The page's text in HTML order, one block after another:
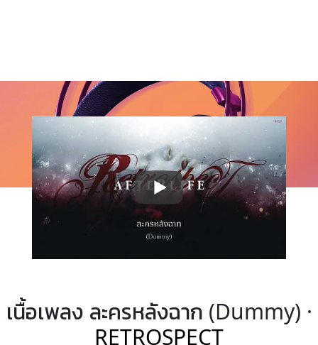
เนื้อเพลง ละครหลังฉาก (Dummy) ·
RETROSPECT